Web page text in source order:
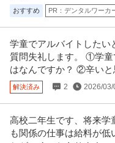
おすすめ PR：デンタルワーカ
学童でアルバイトしたい
質問失礼します。 ①学童
はなんですか？ ②辛いと
解決済み 2 2026/03/
高校二年生です、将来学
も関係の仕事は給料が低